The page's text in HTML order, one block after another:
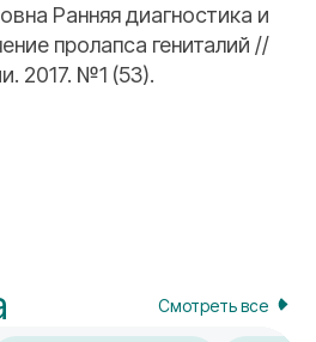
Ранняя диагностика и
пролапса гениталий //
2017. №1 (53).
Смотреть все